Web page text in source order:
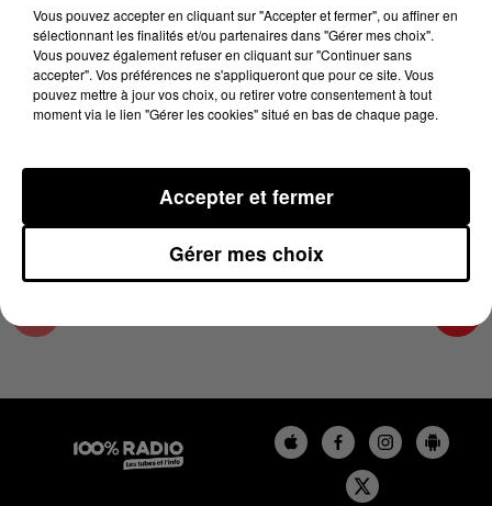
5 juin 2025 - 4 min 15 sec
LES INFOS DU COMMINGES DU 05/06/2025 À
07H59
Podcast infos du Comminges
Vous pouvez accepter en cliquant sur "Accepter et fermer", ou affiner en
sélectionnant les finalités et/ou partenaires dans "Gérer mes choix".
Vous pouvez également refuser en cliquant sur "Continuer sans
accepter". Vos préférences ne s'appliqueront que pour ce site. Vous
pouvez mettre à jour vos choix, ou retirer votre consentement à tout
moment via le lien "Gérer les cookies" situé en bas de chaque page.
Gérer mes choix
Accepter et fermer